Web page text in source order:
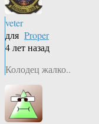
veter
для Proper
4 лет назад
Колодец жалко..